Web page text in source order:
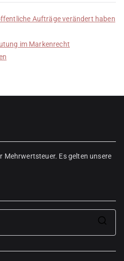
Aufträge verändert haben
im Markenrecht
Mehrwertsteuer. Es gelten unsere